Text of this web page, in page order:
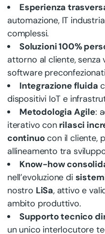
Esperienza
automazione, IT
complessi.
Soluzioni 100%
attorno al cliente, senza
software
Integrazione fluida
dispositivi IoT e
Metodologia Agile:
iterativo con rilasci
continuo con il cliente,
allineamento tra
Know-how
nell’evoluzione di
nostro LiSa, attivo e
ambito produttivo.
Supporto tecnico
un unico interlocutore